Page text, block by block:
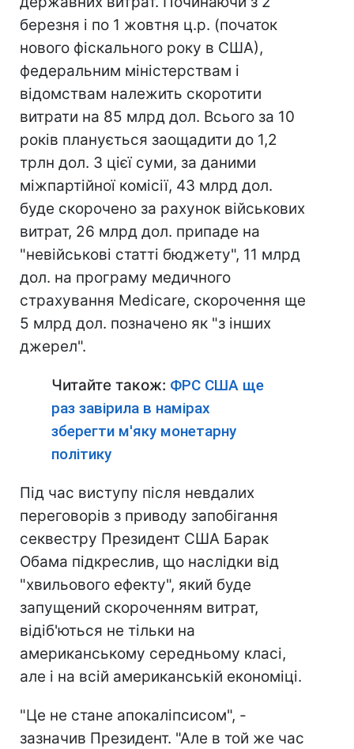
березня і по 1 жовтня ц.р. (початок
нового фіскального року в США),
федеральним міністерствам і
відомствам належить скоротити
витрати на 85 млрд дол. Всього за 10
років планується заощадити до 1,2
трлн дол. З цієї суми, за даними
міжпартійної комісії, 43 млрд дол.
буде скорочено за рахунок військових
витрат, 26 млрд дол. припаде на
"невійськові статті бюджету", 11 млрд
дол. на програму медичного
страхування Medicare, скорочення ще
5 млрд дол. позначено як "з інших
джерел".
Читайте також: ФРС США ще
раз завірила в намірах
зберегти м'яку монетарну
політику
Під час виступу після невдалих
переговорів з приводу запобігання
секвестру Президент США Барак
Обама підкреслив, що наслідки від
"хвильового ефекту", який буде
запущений скороченням витрат,
відіб'ються не тільки на
американському середньому класі,
але і на всій американській економіці.
"Це не стане апокаліпсисом", -
зазначив Президент. "Але в той же час